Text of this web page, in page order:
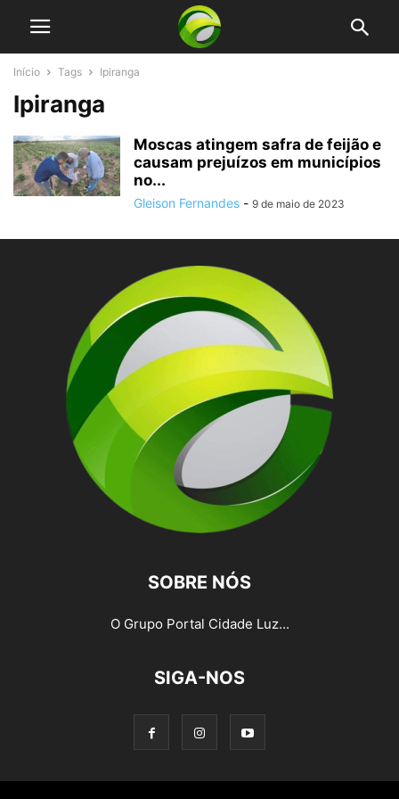
Início Tags Ipiranga
Ipiranga
Moscas atingem safra de feijão e
causam prejuízos em municípios
no...
Gleison Fernandes - 9 de maio de 2023
SOBRE NÓS
O Grupo Portal Cidade Luz...
SIGA-NOS